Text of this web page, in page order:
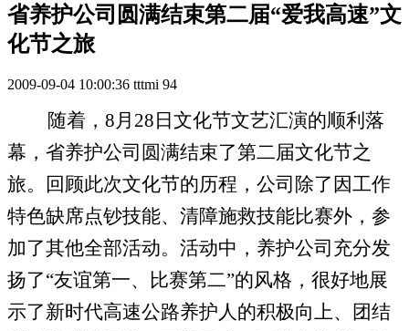
省养护公司圆满结束第二届“爱我高速”文
化节之旅
2009-09-04 10:00:36 tttmi 94
随着， 8月 28 日文化节文艺汇演的顺利落
幕，省养护公司圆满结束了第二届文化节之
旅。回顾此次文化节的历程，公司除了因工作
特色缺席点钞技能、清障施救技能比赛外，参
加了其他全部活动。活动中，养护公司充分发
扬了“友谊第一、比赛第二”的风格，很好地展
示了新时代高速公路养护人的积极向上、团结